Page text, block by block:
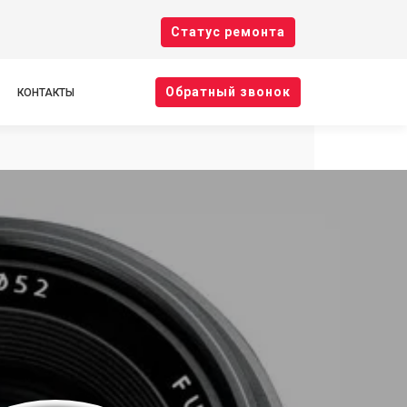
Cтатус ремонта
КОНТАКТЫ Oбратный звонок